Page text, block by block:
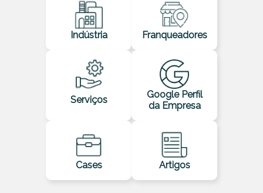
Indústria Franqueadores
Serviços
Google Perfil
da Empresa
Cases Artigos